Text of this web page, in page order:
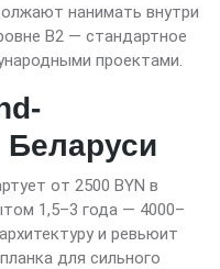
нанимать внутри
B2 — стандартное
проектами.
Беларуси
от 2500 BYN в
1,5–3 года — 4000–
и ревьюит
для сильного